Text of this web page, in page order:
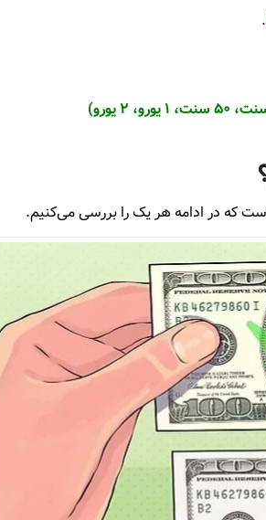
.
که در ادامه هر یک را بررسی می‌کنیم.